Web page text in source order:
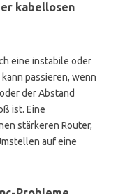
kabellosen
eine instabile oder
passieren, wenn
der Abstand
ist. Eine
stärkeren Router,
auf eine